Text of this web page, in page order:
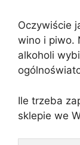
Oczywiście
wino i piwo.
alkoholi
Ile trzeba
sklepie we